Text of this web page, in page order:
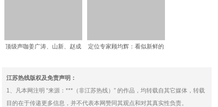
顶级声咖姜广涛、山新、赵成
定位专家顾均辉：看似新鲜的
江苏热线版权及免责声明：
1、凡本网注明 “来源：***（非江苏热线）” 的作品，均转载自其它媒体，转载
目的在于传递更多信息，并不代表本网赞同其观点和对其真实性负责。